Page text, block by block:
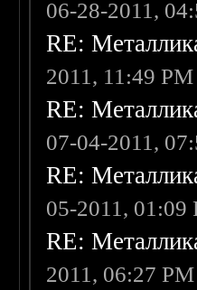
06-28-2011,
RE:
2011, 11:49 PM
RE:
07-04-2011,
RE:
05-2011, 01:09
RE:
2011, 06:27 PM